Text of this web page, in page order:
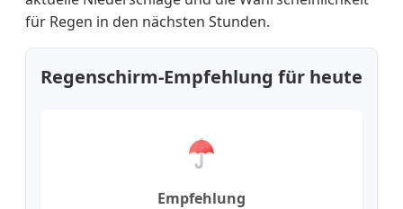
für Regen in den nächsten Stunden.
Regenschirm-Empfehlung für heute
Empfehlung